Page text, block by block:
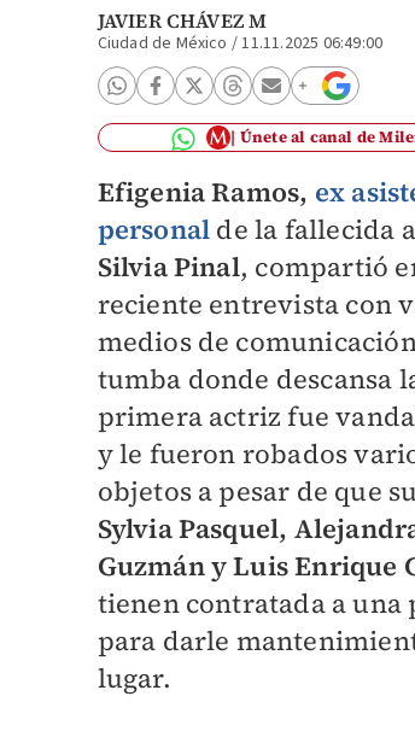
JAVIER CHÁVEZ M
Ciudad de México /11.11.2025 06:49:00
Únete al canal de
Efigenia Ramos, ex
personal de la fallecida
Silvia Pinal, compartió
reciente entrevista con
medios de
tumba donde descansa
primera actriz fue
y le fueron robados
objetos a pesar de que
Sylvia Pasquel,
Guzmán y Luis Enrique
tienen contratada a una
para darle
lugar.